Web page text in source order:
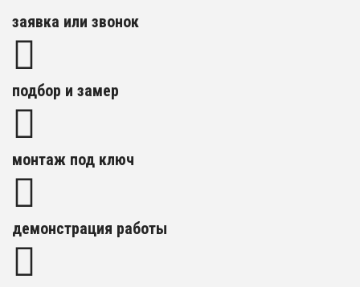
заявка или звонок
подбор и замер
монтаж под ключ
демонстрация работы